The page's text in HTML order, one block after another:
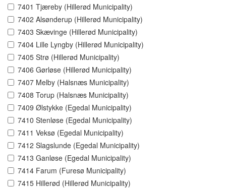
7401 Tjæreby (Hillerød Municipality)
7402 Alsønderup (Hillerød Municipality)
7403 Skævinge (Hillerød Municipality)
7404 Lille Lyngby (Hillerød Municipality)
7405 Strø (Hillerød Municipality)
7406 Gørløse (Hillerød Municipality)
7407 Melby (Halsnæs Municipality)
7408 Torup (Halsnæs Municipality)
7409 Ølstykke (Egedal Municipality)
7410 Stenløse (Egedal Municipality)
7411 Veksø (Egedal Municipality)
7412 Slagslunde (Egedal Municipality)
7413 Ganløse (Egedal Municipality)
7414 Farum (Furesø Municipality)
7415 Hillerød (Hillerød Municipality)